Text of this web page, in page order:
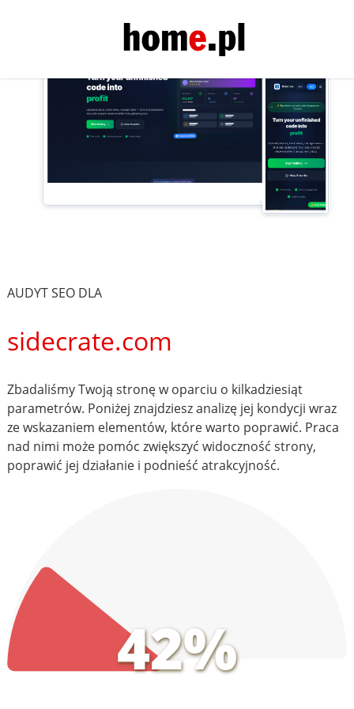
AUDYT SEO DLA
sidecrate.com
Zbadaliśmy Twoją stronę w oparciu o kilkadziesiąt
parametrów. Poniżej znajdziesz analizę jej kondycji wraz
ze wskazaniem elementów, które warto poprawić. Praca
nad nimi może pomóc zwiększyć widoczność strony,
poprawić jej działanie i podnieść atrakcyjność.
42%